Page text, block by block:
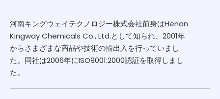
河南キングウェイテクノロジー株式会社前身はHenan
Kingway Chemicals Co., Ltd.として知られ、2001年
からさまざまな商品や技術の輸出入を行っていまし
た。同社は2006年にISO9001:2000認証を取得しまし
た。